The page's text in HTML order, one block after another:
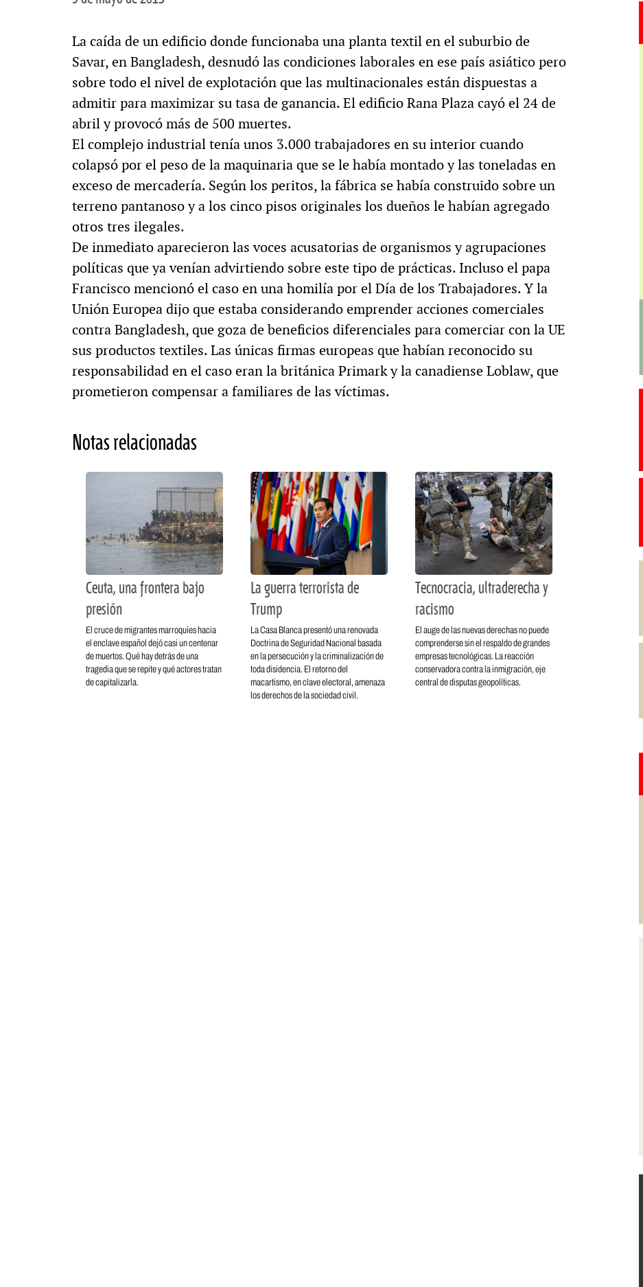
La caída de un edificio donde funcionaba una planta textil en el suburbio de
Savar, en Bangladesh, desnudó las condiciones laborales en ese país asiático pero
sobre todo el nivel de explotación que las multinacionales están dispuestas a
admitir para maximizar su tasa de ganancia. El edificio Rana Plaza cayó el 24 de
abril y provocó más de 500 muertes.
El complejo industrial tenía unos 3.000 trabajadores en su interior cuando
colapsó por el peso de la maquinaria que se le había montado y las toneladas en
exceso de mercadería. Según los peritos, la fábrica se había construido sobre un
terreno pantanoso y a los cinco pisos originales los dueños le habían agregado
otros tres ilegales.
De inmediato aparecieron las voces acusatorias de organismos y agrupaciones
políticas que ya venían advirtiendo sobre este tipo de prácticas. Incluso el papa
Francisco mencionó el caso en una homilía por el Día de los Trabajadores. Y la
Unión Europea dijo que estaba considerando emprender acciones comerciales
contra Bangladesh, que goza de beneficios diferenciales para comerciar con la UE
sus productos textiles. Las únicas firmas europeas que habían reconocido su
responsabilidad en el caso eran la británica Primark y la canadiense Loblaw, que
prometieron compensar a familiares de las víctimas.
Notas relacionadas
Ceuta, una frontera bajo
presión
El cruce de migrantes marroquíes hacia
el enclave español dejó casi un centenar
de muertos. Qué hay detrás de una
tragedia que se repite y qué actores tratan
de capitalizarla.
La guerra terrorista de
Trump
La Casa Blanca presentó una renovada
Doctrina de Seguridad Nacional basada
en la persecución y la criminalización de
toda disidencia. El retorno del
macartismo, en clave electoral, amenaza
los derechos de la sociedad civil.
Tecnocracia, ultraderecha y
racismo
El auge de las nuevas derechas no puede
comprenderse sin el respaldo de grandes
empresas tecnológicas. La reacción
conservadora contra la inmigración, eje
central de disputas geopolíticas.